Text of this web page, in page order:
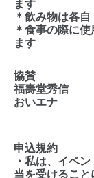
ます
＊飲み物は各
＊食事の際に
ます
協賛
福壽堂秀信
おいエナ
申込規約
・私は、イベ
当を受けるこ